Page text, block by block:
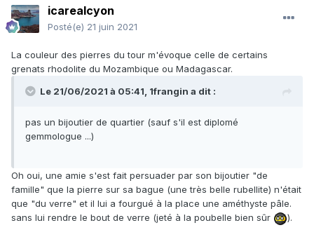
icarealcyon
Posté(e) 21 juin 2021
La couleur des pierres du tour m'évoque celle de certains
grenats rhodolite du Mozambique ou Madagascar.
Le 21/06/2021 à 05:41, 1frangin a dit :
pas un bijoutier de quartier (sauf s'il est diplomé
gemmologue ...)
Oh oui, une amie s'est fait persuader par son bijoutier "de
famille" que la pierre sur sa bague (une très belle rubellite) n'était
que "du verre" et il lui a fourgué à la place une améthyste pâle.
sans lui rendre le bout de verre (jeté à la poubelle bien sûr
).